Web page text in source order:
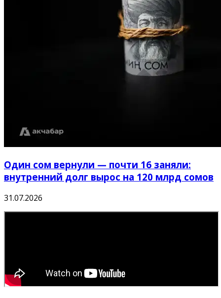
Один сом вернули — почти 16 заняли:
внутренний долг вырос на 120 млрд сомов
31.07.2026